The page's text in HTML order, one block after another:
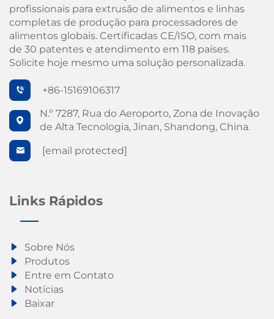
profissionais para extrusão de alimentos e linhas
completas de produção para processadores de
alimentos globais. Certificadas CE/ISO, com mais
de 30 patentes e atendimento em 118 países.
Solicite hoje mesmo uma solução personalizada.
+86-15169106317
N.º 7287, Rua do Aeroporto, Zona de Inovação
de Alta Tecnologia, Jinan, Shandong, China.
[email protected]
Links Rápidos
Sobre Nós
Produtos
Entre em Contato
Notícias
Baixar